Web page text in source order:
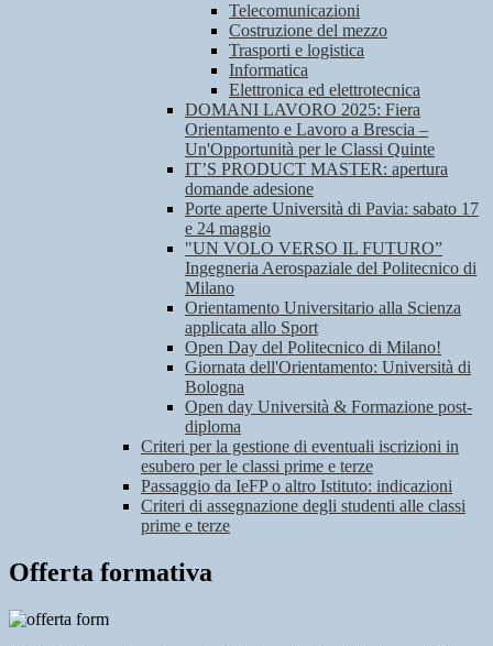
Telecomunicazioni
Costruzione del mezzo
Trasporti e logistica
Informatica
Elettronica ed elettrotecnica
DOMANI LAVORO 2025: Fiera
Orientamento e Lavoro a Brescia –
Un'Opportunità per le Classi Quinte
IT’S PRODUCT MASTER: apertura
domande adesione
Porte aperte Università di Pavia: sabato 17
e 24 maggio
"UN VOLO VERSO IL FUTURO”
Ingegneria Aerospaziale del Politecnico di
Milano
Orientamento Universitario alla Scienza
applicata allo Sport
Open Day del Politecnico di Milano!
Giornata dell'Orientamento: Università di
Bologna
Open day Università & Formazione post-
diploma
Criteri per la gestione di eventuali iscrizioni in
esubero per le classi prime e terze
Passaggio da IeFP o altro Istituto: indicazioni
Criteri di assegnazione degli studenti alle classi
prime e terze
Offerta formativa